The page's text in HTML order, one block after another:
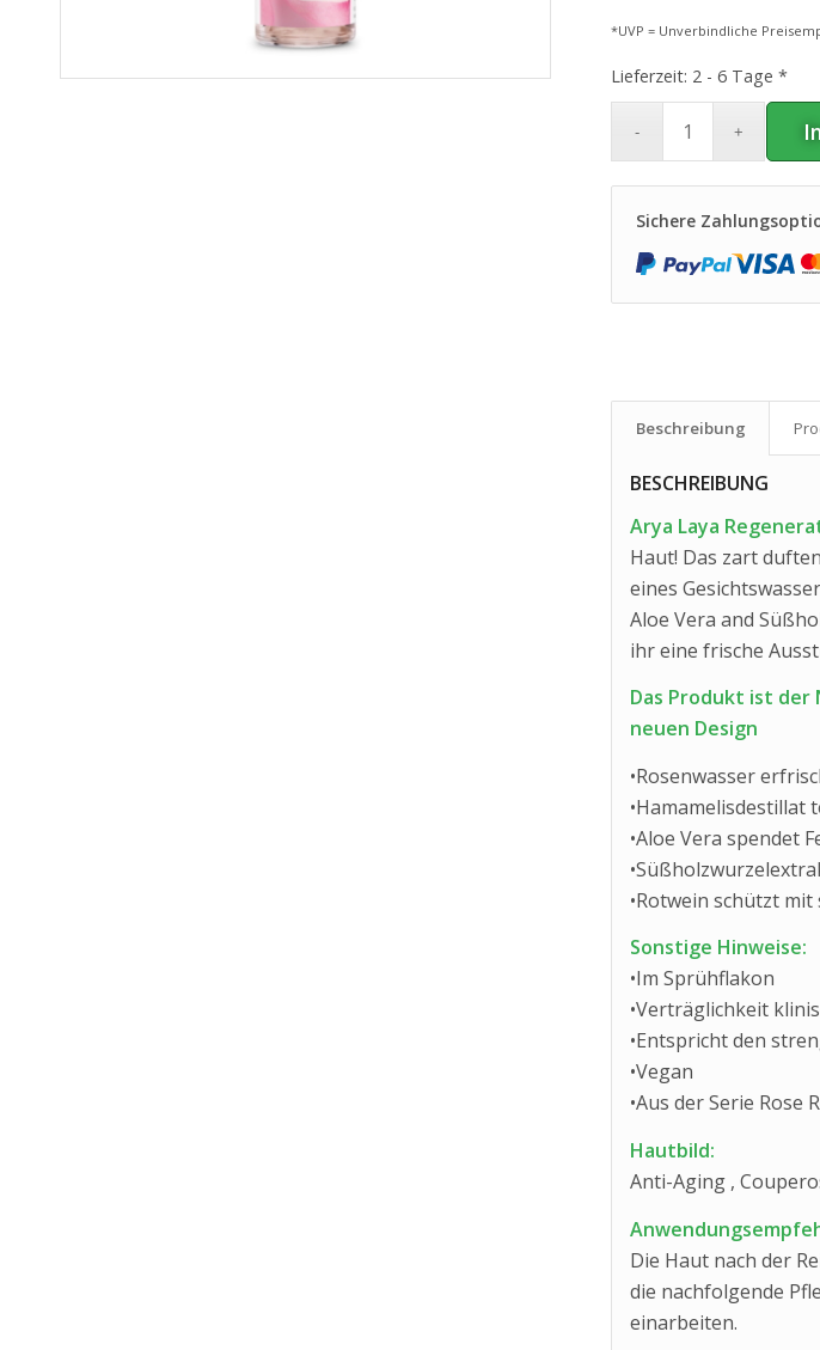
*UVP = Unverbindliche
Lieferzeit: 2 - 6 Tage *
Sichere
Beschreibung
BESCHREIBUNG
Arya Laya
Haut! Das zart
eines
Aloe Vera and
ihr eine frische
Das Produkt ist der
neuen Design
•Rosenwasser
•Aloe Vera spendet
•Rotwein schützt
Sonstige Hinweise:
•Im Sprühflakon
•Verträglichkeit
•Entspricht den
•Vegan
•Aus der Serie Rose
Hautbild:
Anti-Aging ,
Die Haut nach der
die nachfolgende
einarbeiten.